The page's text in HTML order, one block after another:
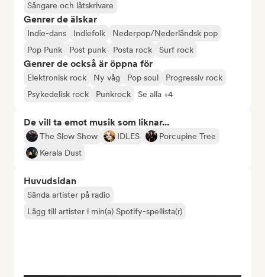
Sångare och låtskrivare
Genrer de älskar
Indie-dans Indiefolk
Nederpop/Nederländsk pop
Pop Punk
Post punk Posta rock Surf rock
Genrer de också är öppna för
Elektronisk rock Ny våg Pop soul
Progressiv rock
Psykedelisk rock
Punkrock Se alla +4
De vill ta emot musik som liknar...
The Slow Show IDLES
Porcupine Tree
Kerala Dust
Huvudsidan
Sända artister på radio
Lägg till artister i min(a) Spotify-spellista(r)